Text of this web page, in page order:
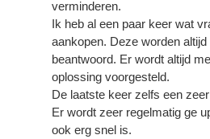
verminderen.
Ik heb al een paar keer wat
aankopen. Deze worden
beantwoord. Er wordt altijd
oplossing voorgesteld.
De laatste keer zelfs een
Er wordt zeer regelmatig ge
ook erg snel is.